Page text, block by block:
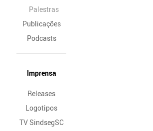
Palestras
Publicações
Podcasts
Imprensa
Releases
Logotipos
TV SindsegSC